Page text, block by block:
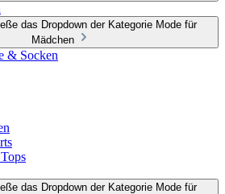
das Dropdown der Kategorie Mode für
Mädchen
& Socken
das Dropdown der Kategorie Mode für